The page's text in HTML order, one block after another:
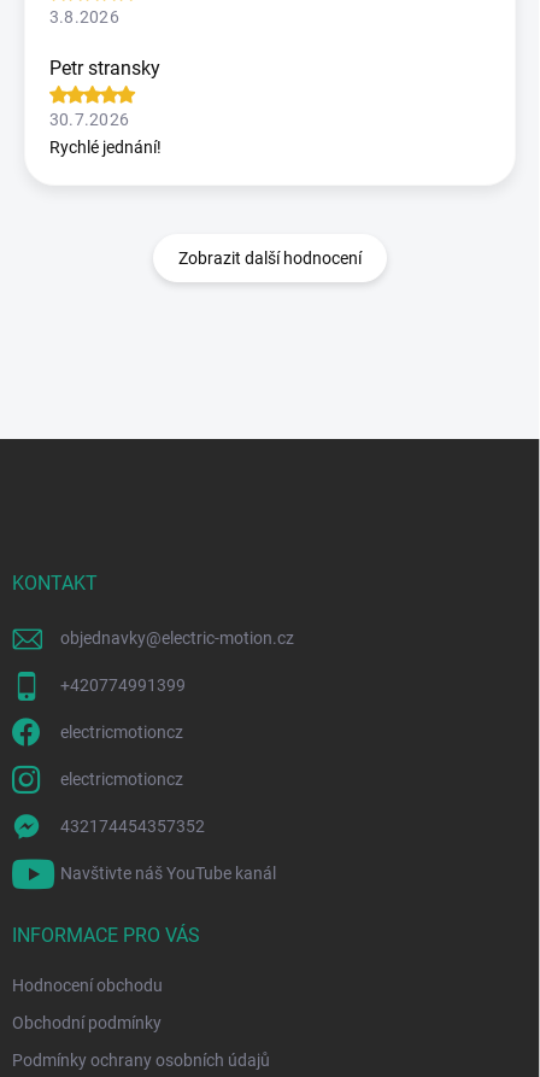
3.8.2026
Petr stransky
30.7.2026
Rychlé jednání!
Zobrazit další hodnocení
KONTAKT
objednavky@electric-motion.cz
+420774991399
electricmotioncz
electricmotioncz
432174454357352
Navštivte náš YouTube kanál
INFORMACE PRO VÁS
Hodnocení obchodu
Obchodní podmínky
Podmínky ochrany osobních údajů